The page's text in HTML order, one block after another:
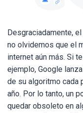
Desgraciadamente,
no olvidemos que el
internet aún más. Si
ejemplo, Google
de su algoritmo cada
año. Por lo tanto, un
quedar obsoleto en